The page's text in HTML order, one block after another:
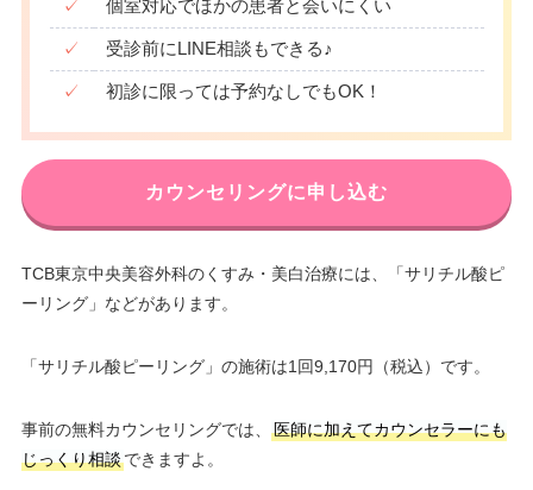
✓ 個室対応でほかの患者と会いにくい
✓ 受診前にLINE相談もできる♪
✓ 初診に限っては予約なしでもOK！
カウンセリングに申し込む
TCB東京中央美容外科のくすみ・美白治療には、「サリチル酸ピ
ーリング」などがあります。
「サリチル酸ピーリング」の施術は1回9,170円（税込）です。
事前の無料カウンセリングでは、
医師に加えてカウンセラーにも
じっくり相談できますよ。